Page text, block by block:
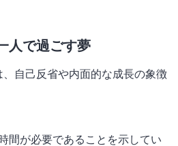
人で過ごす夢
自己反省や内面的な成長の象徴
間が必要であることを示してい